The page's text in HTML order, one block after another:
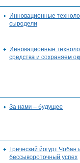
Инновационные
сыродели
Инновационные
средства и сохраняем
За нами – будущее
Греческий йогурт Чобан
бессывороточный успех